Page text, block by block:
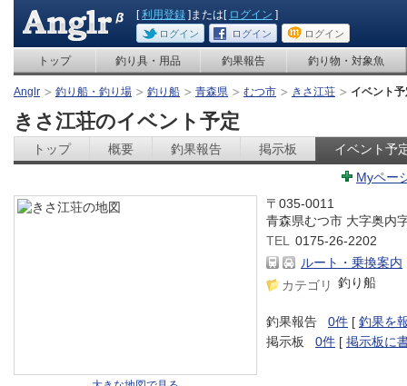
[利用登録 ]または[ ログイン ]
ログイン ログイン ログイン
トップ 釣り具・用品 釣果報告 釣り物・対象魚
Anglr 釣り船・釣り場 釣り船 青森県 むつ市 きさ江荘 イベント
きさ江荘のイベント予定
トップ 概要 釣果報告 掲示板
イベント予
Myペー
〒035-0011
青森県むつ市 大字奥内
TEL
0175-26-2202
ルート・乗換案内
カテゴリ 釣り船
釣果報告 0件 [ 釣果を
掲示板
0件 [ 掲示板に